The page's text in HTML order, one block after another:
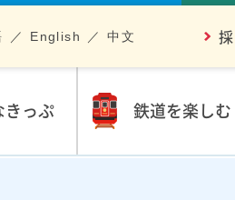
きっぷ 鉄道を楽しむ
English 中文